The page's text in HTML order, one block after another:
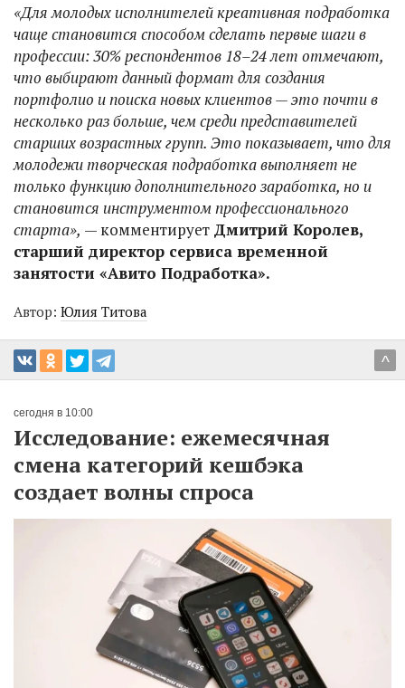
«Для молодых исполнителей креативная подработка
чаще становится способом сделать первые шаги в
профессии: 30% респондентов 18–24 лет отмечают,
что выбирают данный формат для создания
портфолио и поиска новых клиентов — это почти в
несколько раз больше, чем среди представителей
старших возрастных групп. Это показывает, что для
молодежи творческая подработка выполняет не
только функцию дополнительного заработка, но и
становится инструментом профессионального
старта», — комментирует Дмитрий Королев,
старший директор сервиса временной
занятости «Авито Подработка».
Автор: Юлия Титова
^
сегодня в 10:00
Исследование: ежемесячная
смена категорий кешбэка
создает волны спроса